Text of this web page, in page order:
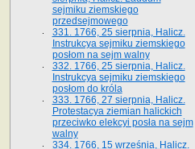
sejmiku ziemskiego
przedsejmowego
331. 1766, 25 sierpnia, Halicz.
Instrukcya sejmiku ziemskiego
posłom na sejm walny
332. 1766, 25 sierpnia, Halicz.
Instrukcya sejmiku ziemskiego
posłom do króla
333. 1766, 27 sierpnia, Halicz.
Protestacya ziemian halickich
przeciwko elekcyi posła na sejm
walny
334. 1766, 15 września, Halicz.